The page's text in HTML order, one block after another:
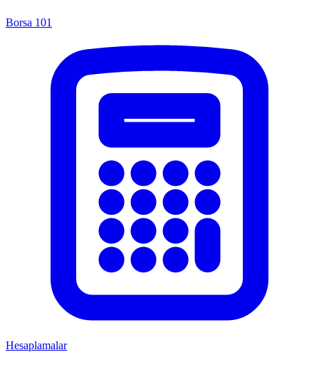
Borsa 101
Hesaplamalar